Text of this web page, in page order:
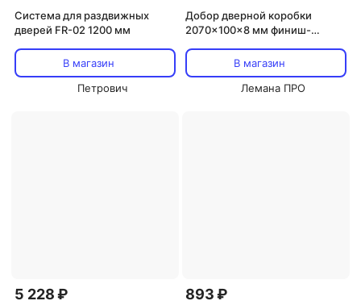
Система для раздвижных
дверей FR-02 1200 мм
В магазин
Петрович
Добор дверной коробки
2070x100x8 мм финиш-
В магазин
Лемана ПРО
5 228 ₽ 893 ₽